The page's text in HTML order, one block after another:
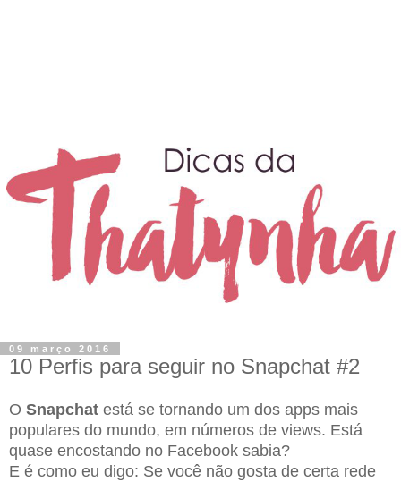
09 março 2016
10 Perfis para seguir no Snapchat #2
O Snapchat está se tornando um dos apps mais
populares do mundo, em números de views. Está
quase encostando no Facebook sabia?
E é como eu digo: Se você não gosta de certa rede